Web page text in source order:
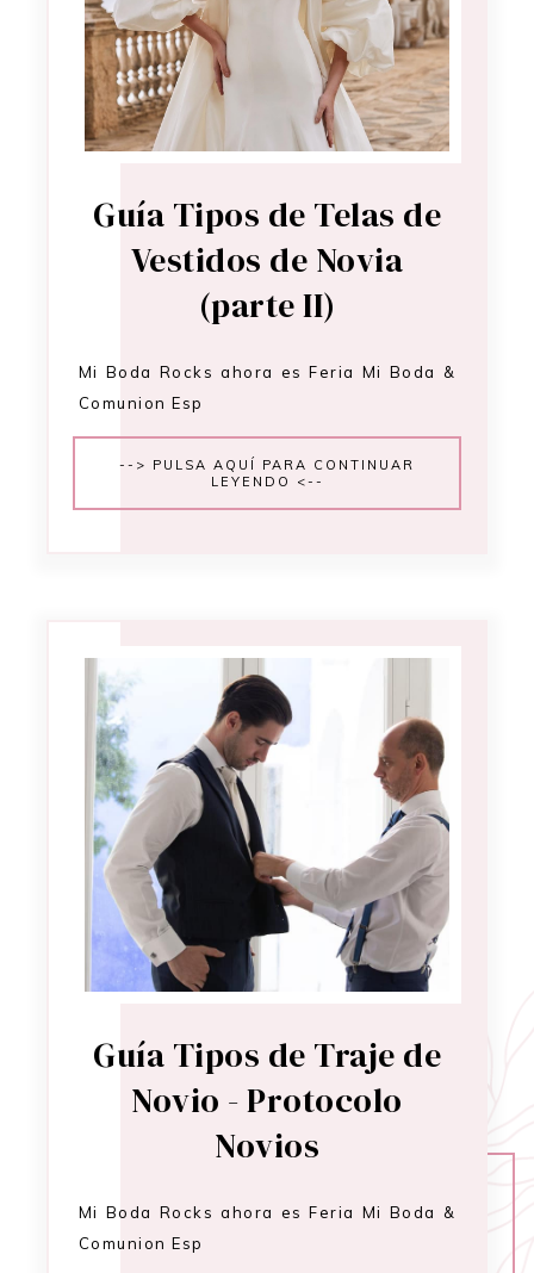
Guía Tipos de Telas de
Vestidos de Novia
(parte II)
Mi Boda Rocks ahora es Feria Mi Boda &
Comunion Esp
--> PULSA AQUÍ PARA CONTINUAR
LEYENDO <--
Guía Tipos de Traje de
Novio - Protocolo
Novios
Mi Boda Rocks ahora es Feria Mi Boda &
Comunion Esp